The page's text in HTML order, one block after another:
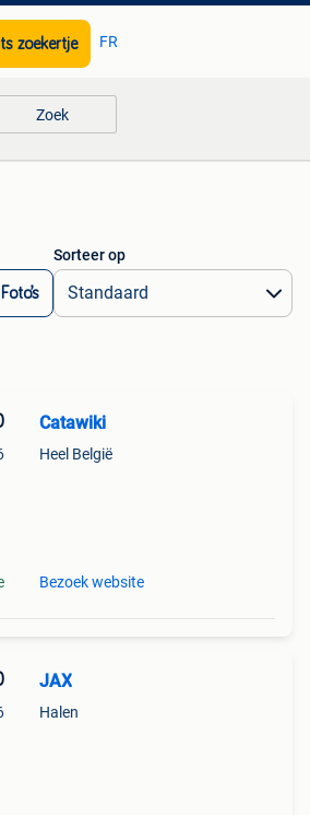
zoekertje FR
Zoek
Foto’s
Sorteer op
Catawiki
Heel België
Bezoek website
JAX
Halen